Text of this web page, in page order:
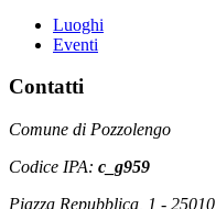
Luoghi
Eventi
Contatti
Comune di Pozzolengo
Codice IPA: c_g959
Piazza Repubblica, 1 - 25010